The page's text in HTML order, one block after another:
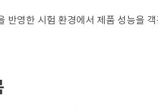
반영한 시험 환경에서 제품 성능을